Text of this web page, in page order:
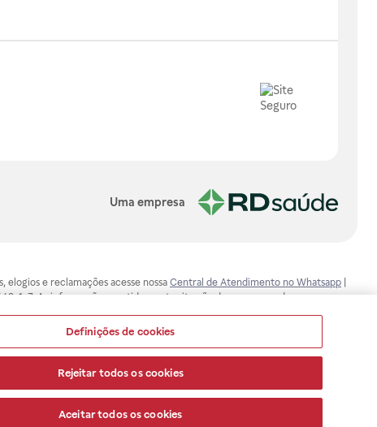
Uma empresa
elogios e reclamações acesse nossa Central de Atendimento no Whatsapp
1-7. As informações contidas neste site não devem ser usadas para
problema de saúde e prescrever o tratamento adequado. Ao
esclarecimentos, consultar o site: www.anvisa.gov.br. A Raia Drogasil
dos clientes são compromissos da Raia Drogasil SA. Todos os pedidos
Definições de cookies
Rejeitar todos os cookies
Aceitar todos os cookies